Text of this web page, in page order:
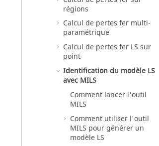
régions
Calcul de pertes fer multi-
paramétrique
Calcul de pertes fer LS sur
point
Identification du modèle LS
avec MILS
Comment lancer l'outil
MILS
Comment utiliser l'outil
MILS pour générer un
modèle LS